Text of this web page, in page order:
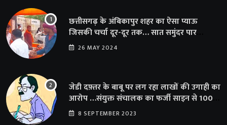
छत्तीसगढ़ के अंबिकापुर शहर का ऐसा प्याऊ
जिसकी चर्चा दूर-दूर तक… सात समुंदर पार
अमेरिका से भी पहुंचा सहयोग
26 MAY 2024
जेडी दफ़्तर के बाबू पर लग रहा लाखों की उगाही का
आरोप …संयुक्त संचालक का फर्जी साइन से 100
शिक्षकों क़ो थमाया संशोधन आदेश
8 SEPTEMBER 2023